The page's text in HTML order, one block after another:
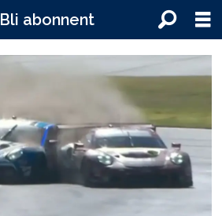
Bli abonnent